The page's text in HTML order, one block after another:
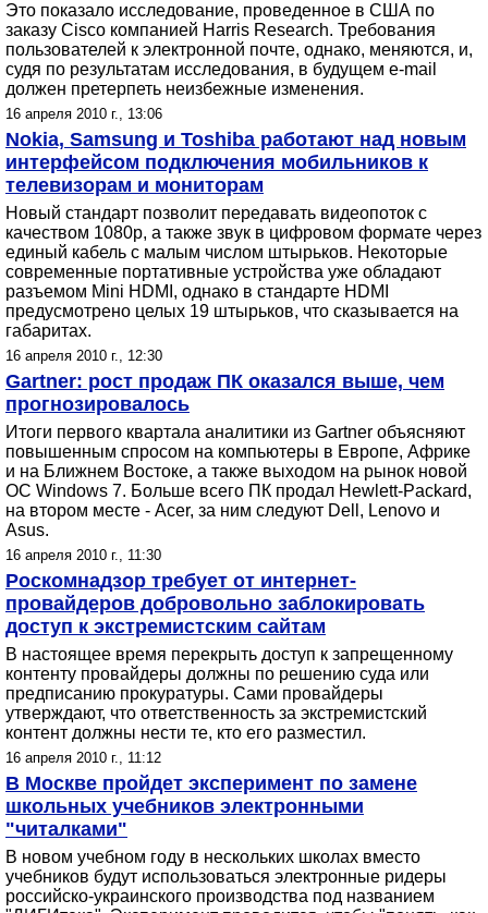
Это показало исследование, проведенное в США по
заказу Cisco компанией Harris Research. Требования
пользователей к электронной почте, однако, меняются, и,
судя по результатам исследования, в будущем e-mail
должен претерпеть неизбежные изменения.
16 апреля 2010 г., 13:06
Nokia, Samsung и Toshiba работают над новым
интерфейсом подключения мобильников к
телевизорам и мониторам
Новый стандарт позволит передавать видеопоток с
качеством 1080p, а также звук в цифровом формате через
единый кабель с малым числом штырьков. Некоторые
современные портативные устройства уже обладают
разъемом Mini HDMI, однако в стандарте HDMI
предусмотрено целых 19 штырьков, что сказывается на
габаритах.
16 апреля 2010 г., 12:30
Gartner: рост продаж ПК оказался выше, чем
прогнозировалось
Итоги первого квартала аналитики из Gartner объясняют
повышенным спросом на компьютеры в Европе, Африке
и на Ближнем Востоке, а также выходом на рынок новой
ОС Windows 7. Больше всего ПК продал Hewlett-Packard,
на втором месте - Acer, за ним следуют Dell, Lenovo и
Asus.
16 апреля 2010 г., 11:30
Роскомнадзор требует от интернет-
провайдеров добровольно заблокировать
доступ к экстремистским сайтам
В настоящее время перекрыть доступ к запрещенному
контенту провайдеры должны по решению суда или
предписанию прокуратуры. Сами провайдеры
утверждают, что ответственность за экстремистский
контент должны нести те, кто его разместил.
16 апреля 2010 г., 11:12
В Москве пройдет эксперимент по замене
школьных учебников электронными
"читалками"
В новом учебном году в нескольких школах вместо
учебников будут использоваться электронные ридеры
российско-украинского производства под названием